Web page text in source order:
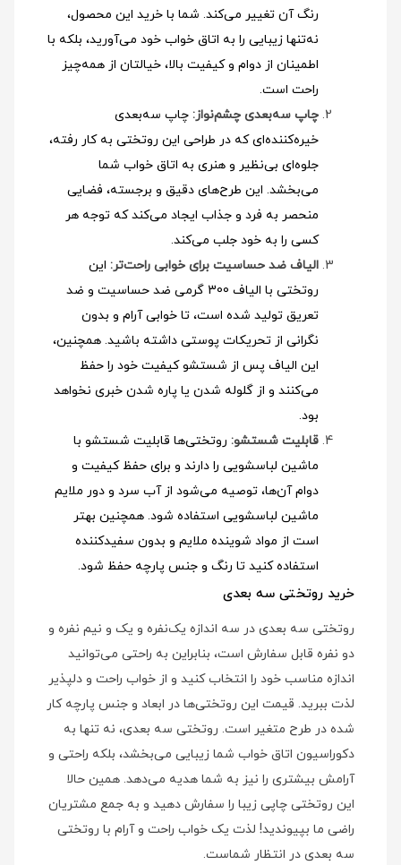
رنگ آن تغییر می‌کند. شما با خرید این محصول،
نه‌تنها زیبایی را به اتاق خواب خود می‌آورید، بلکه با
اطمینان از دوام و کیفیت بالا، خیالتان از همه‌چیز
راحت است.
چاپ سه‌بعدی چشم‌نواز: چاپ سه‌بعدی
خیره‌کننده‌ای که در طراحی این روتختی به کار رفته،
جلوه‌ای بی‌نظیر و هنری به اتاق خواب شما
می‌بخشد. این طرح‌های دقیق و برجسته، فضایی
منحصر به فرد و جذاب ایجاد می‌کند که توجه هر
کسی را به خود جلب می‌کند.
الیاف ضد حساسیت برای خوابی راحت‌تر: این
روتختی با الیاف 300 گرمی ضد حساسیت و ضد
تعریق تولید شده است، تا خوابی آرام و بدون
نگرانی از تحریکات پوستی داشته باشید. همچنین،
این الیاف پس از شستشو کیفیت خود را حفظ
می‌کنند و از گلوله شدن یا پاره شدن خبری نخواهد
بود.
قابلیت شستشو: روتختی‌ها قابلیت شستشو با
ماشین لباسشویی را دارند و برای حفظ کیفیت و
دوام آن‌ها، توصیه می‌شود از آب سرد و دور ملایم
ماشین لباسشویی استفاده شود. همچنین بهتر
است از مواد شوینده ملایم و بدون سفیدکننده
استفاده کنید تا رنگ و جنس پارچه حفظ شود.
خرید روتختی سه بعدی
روتختی سه بعدی در سه اندازه یک‌نفره و یک و نیم نفره و
دو نفره قابل سفارش است، بنابراین به راحتی می‌توانید
اندازه مناسب خود را انتخاب کنید و از خواب راحت و دلپذیر
لذت ببرید. قیمت این روتختی‌ها در ابعاد و جنس پارچه کار
شده در طرح متغیر است. روتختی سه بعدی، نه تنها به
دکوراسیون اتاق خواب شما زیبایی می‌بخشد، بلکه راحتی و
آرامش بیشتری را نیز به شما هدیه می‌دهد. همین حالا
این روتختی چاپی زیبا را سفارش دهید و به جمع مشتریان
راضی ما بپیوندید! لذت یک خواب راحت و آرام با روتختی
سه بعدی در انتظار شماست.